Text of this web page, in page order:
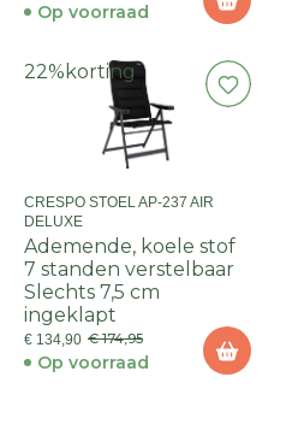
Op voorraad
22% korting
CRESPO STOEL AP-237 AIR
DELUXE
Ademende, koele stof
7 standen verstelbaar
Slechts 7,5 cm
ingeklapt
€ 134,90 € 174,95
Op voorraad